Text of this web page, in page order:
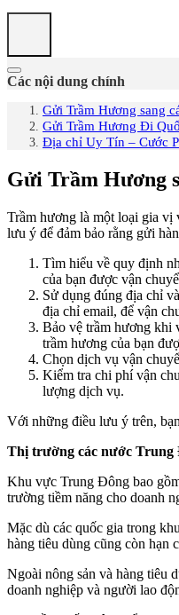
Các nội dung chính
Gửi Trầm Hương sang
Gửi Trầm Hương Đi
Địa chỉ Uy Tín – Cước
Gửi Trầm Hương
Trầm hương là một loại gia vị
lưu ý để đảm bảo rằng gửi
Tìm hiểu về quy định
của bạn được vận
Sử dụng đúng địa chỉ
địa chỉ email, để vận
Bảo vệ trầm hương khi
trầm hương của bạn
Chọn dịch vụ vận
Kiểm tra chi phí vận
lượng dịch vụ.
Với những điều lưu ý trên,
Thị trường các nước Trung
Khu vực Trung Đông bao
trường tiềm năng cho doanh
Mặc dù các quốc gia trong
hàng tiêu dùng cũng còn hạn
Ngoài nông sản và hàng tiêu
doanh nghiệp và người lao